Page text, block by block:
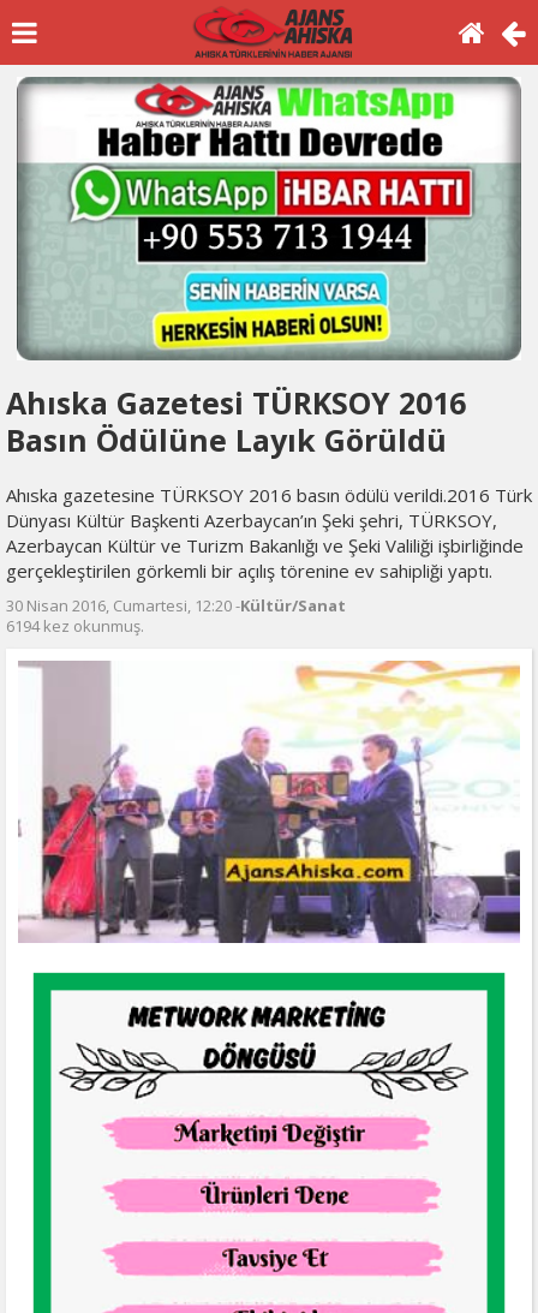
Ahıska Gazetesi TÜRKSOY 2016
Basın Ödülüne Layık Görüldü
Ahıska gazetesine TÜRKSOY 2016 basın ödülü verildi.2016 Türk
Dünyası Kültür Başkenti Azerbaycan’ın Şeki şehri, TÜRKSOY,
Azerbaycan Kültür ve Turizm Bakanlığı ve Şeki Valiliği işbirliğinde
gerçekleştirilen görkemli bir açılış törenine ev sahipliği yaptı.
30 Nisan 2016, Cumartesi, 12:20 -Kültür/Sanat
6194 kez okunmuş.